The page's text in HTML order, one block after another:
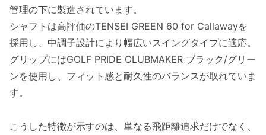
管理の下に製造されています。
シャフトは高評価のTENSEI GREEN 60 for Callawayを
採用し、中調子設計により幅広いスイングタイプに適応。
グリップにはGOLF PRIDE CLUBMAKER ブラック/グリー
ンを使用し、フィット感と耐久性のバランスが取れていま
す。
こうした特徴が示すのは、単なる飛距離追求だけでなく、